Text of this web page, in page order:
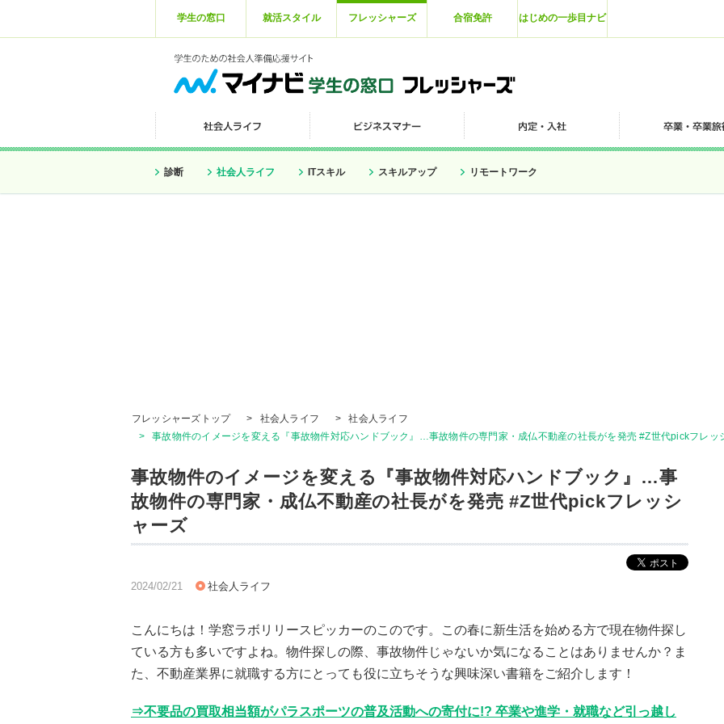
学生の窓口 就活スタイル フレッシャーズ 合宿免許 はじめの一歩目ナビ
診断 社会人ライフ ITスキル スキルアップ リモートワーク
フレッシャーズトップ > 社会人ライフ >
社会人ライフ
>
事故物件のイメージを変える『事故物件対応ハンドブック』…事故物件の専門家・成仏不動産の社長がを発売 #Z世代pickフレッ
事故物件のイメージを変える『事故物件対応ハンドブック』…事
故物件の専門家・成仏不動産の社長がを発売 #Z世代pickフレッシ
ャーズ
2024/02/21 社会人ライフ
こんにちは！学窓ラボリリースピッカーのこのです。この春に新生活を始める方で現在物件探し
ている方も多いですよね。物件探しの際、事故物件じゃないか気になることはありませんか？ま
た、不動産業界に就職する方にとっても役に立ちそうな興味深い書籍をご紹介します！
⇒不要品の買取相当額がパラスポーツの普及活動への寄付に!? 卒業や進学・就職など引っ越し